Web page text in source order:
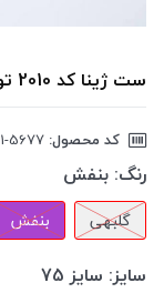
ست ژینا کد 2010 تور زنبوری رنگ بنفش سایز 75
کد محصول:
رنگ: بنفش
گلبهی بنفش
سایز: سایز 75